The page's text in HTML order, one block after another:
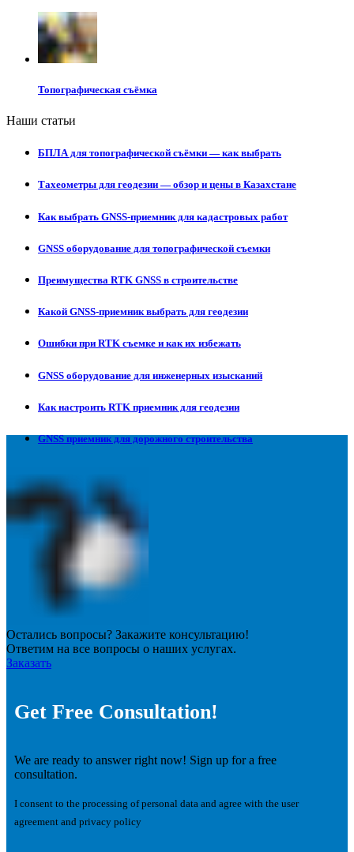
Топографическая съёмка
Наши статьи
БПЛА для топографической съёмки — как выбрать
Тахеометры для геодезии — обзор и цены в Казахстане
Как выбрать GNSS-приемник для кадастровых работ
GNSS оборудование для топографической съемки
Преимущества RTK GNSS в строительстве
Какой GNSS-приемник выбрать для геодезии
Ошибки при RTK съемке и как их избежать
GNSS оборудование для инженерных изысканий
Как настроить RTK приемник для геодезии
GNSS приемник для дорожного строительства
Остались вопросы? Закажите консультацию!
Ответим на все вопросы о наших услугах.
Заказать
Get Free Consultation!
We are ready to answer right now! Sign up for a free
consultation.
I consent to the processing of personal data and agree with the user
agreement and privacy policy